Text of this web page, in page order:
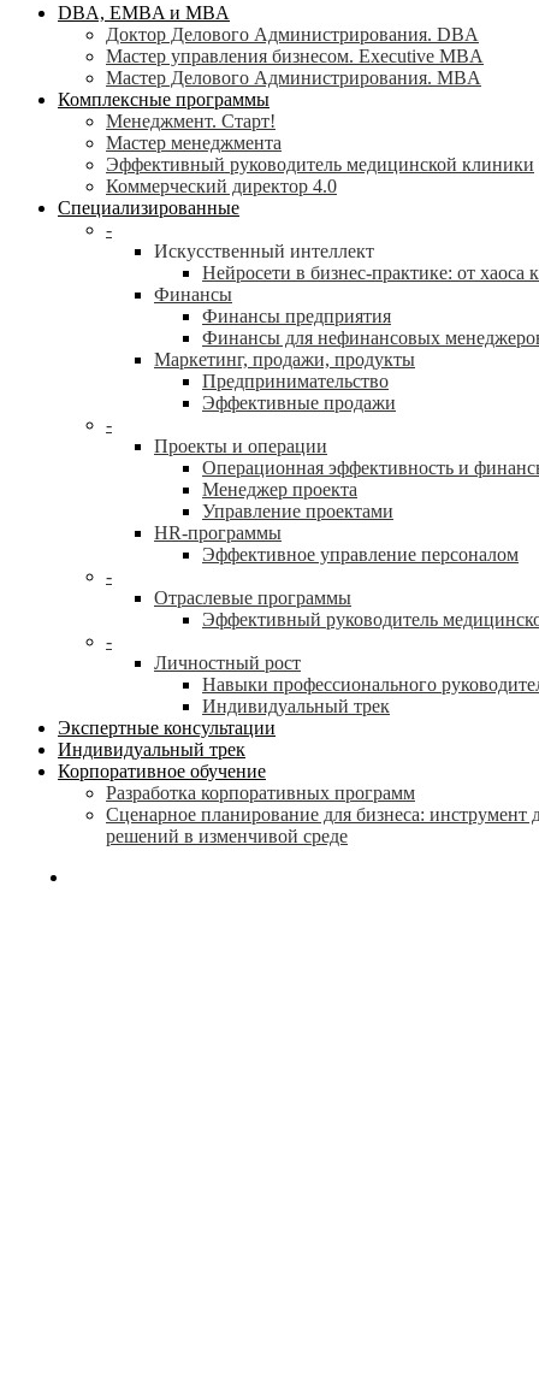
search
Menu
DBA, EMBA и MBA
Доктор Делового Администрирования. DBA
Мастер управления бизнесом. Executive MBA
Мастер Делового Администрирования. MBA
Комплексные программы
Менеджмент. Старт!
Мастер менеджмента
Эффективный руководитель медицинской клиники
Коммерческий директор 4.0
Специализированные
-
Искусственный интеллект
Нейросети в бизнес-практике: от хаоса
Финансы
Финансы предприятия
Финансы для нефинансовых
Маркетинг, продажи, продукты
Предпринимательство
Эффективные продажи
-
Проекты и операции
Операционная эффективность и
Менеджер проекта
Управление проектами
HR-программы
Эффективное управление персоналом
-
Отраслевые программы
Эффективный руководитель
-
Личностный рост
Навыки профессионального
Индивидуальный трек
Экспертные консультации
Индивидуальный трек
Корпоративное обучение
Разработка корпоративных программ
Сценарное планирование для бизнеса: инструмент
решений в изменчивой среде